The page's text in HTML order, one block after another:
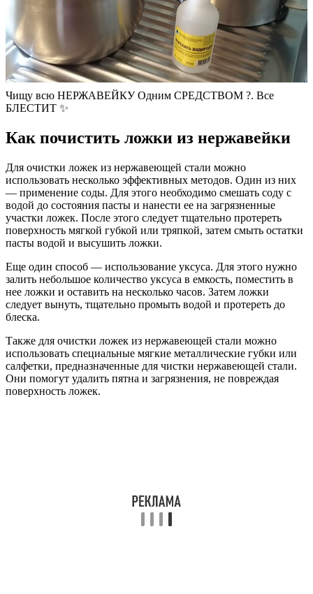
Чищу всю НЕРЖАВЕЙКУ Одним СРЕДСТВОМ ?. Все
БЛЕСТИТ ✨
Как почистить ложки из нержавейки
Для очистки ложек из нержавеющей стали можно
использовать несколько эффективных методов. Один из них
— применение соды. Для этого необходимо смешать соду с
водой до состояния пасты и нанести ее на загрязненные
участки ложек. После этого следует тщательно протереть
поверхность мягкой губкой или тряпкой, затем смыть остатки
пасты водой и высушить ложки.
Еще один способ — использование уксуса. Для этого нужно
залить небольшое количество уксуса в емкость, поместить в
нее ложки и оставить на несколько часов. Затем ложки
следует вынуть, тщательно промыть водой и протереть до
блеска.
Также для очистки ложек из нержавеющей стали можно
использовать специальные мягкие металлические губки или
салфетки, предназначенные для чистки нержавеющей стали.
Они помогут удалить пятна и загрязнения, не повреждая
поверхность ложек.